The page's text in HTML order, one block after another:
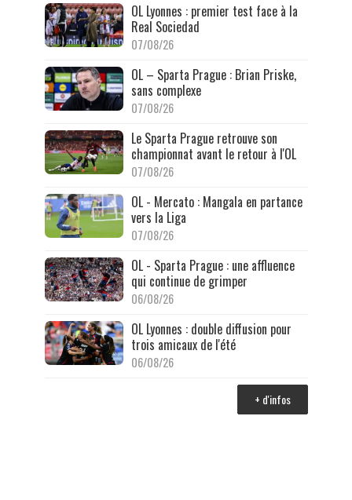
OL Lyonnes : premier test face à la
Real Sociedad
07/08/26
OL – Sparta Prague : Brian Priske,
sans complexe
07/08/26
Le Sparta Prague retrouve son
championnat avant le retour à l'OL
07/08/26
OL - Mercato : Mangala en partance
vers la Liga
07/08/26
OL - Sparta Prague : une affluence
qui continue de grimper
06/08/26
OL Lyonnes : double diffusion pour
trois amicaux de l'été
06/08/26
+ d'infos